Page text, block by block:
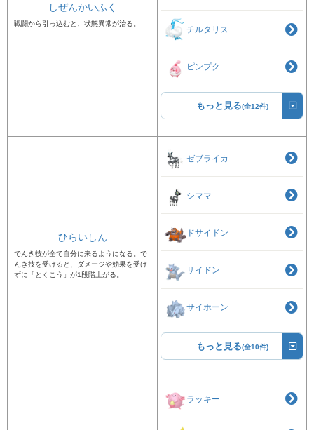
しぜんかいふく
戦闘から引っ込むと、状態異常が治る。
チルタリス
ピンプク
もっと見る(全12件)
ひらいしん
でんき技が全て自分に来るようになる。で
んき技を受けると、ダメージや効果を受け
ずに「とくこう」が1段階上がる。
ゼブライカ
シママ
ドサイドン
サイドン
サイホーン
もっと見る(全10件)
ラッキー